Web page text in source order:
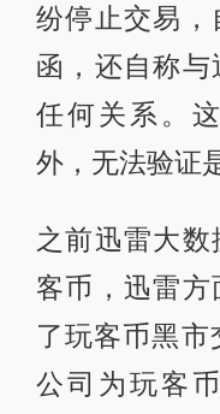
纷停止交易，
函，还自称
任何关系。
外，无法验证
之前迅雷大
客币，迅雷方
了玩客币黑市
公司为玩客